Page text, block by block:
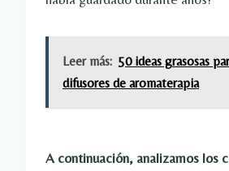
Leer más: 50 ideas grasosas
difusores de aromaterapia
A continuación, analizamos los